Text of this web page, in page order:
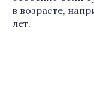
в возрасте,
лет.